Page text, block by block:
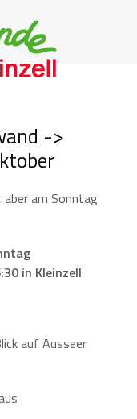
->
am Sonntag
in Kleinzell.
auf Ausseer